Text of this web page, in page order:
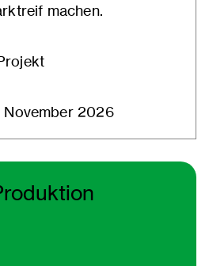
machen.
November 2026